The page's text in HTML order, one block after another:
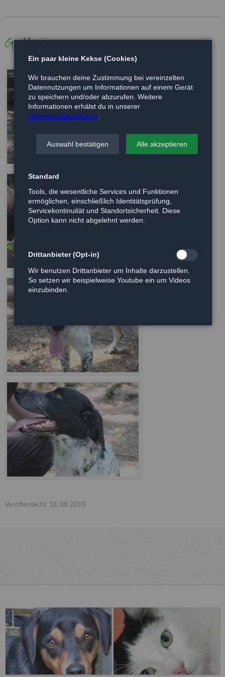
Gallerie
Veröffentlicht: 31.08.2015
Ein paar kleine Kekse (Cookies)
Wir brauchen deine Zustimmung bei vereinzelten
Datennutzungen um Informationen auf einem Gerät
zu speichern und/oder abzurufen. Weitere
Informationen erhälst du in unserer
Datenschutzerklärung
Auswahl bestätigen Alle akzeptieren
Standard
Tools, die wesentliche Services und Funktionen
ermöglichen, einschließlich Identitätsprüfung,
Servicekontinuität und Standortsicherheit. Diese
Option kann nicht abgelehnt werden.
Drittanbieter (Opt-in)
Wir benutzen Drittanbieter um Inhalte darzustellen.
So setzen wir beispielweise Youtube ein um Videos
einzubinden.